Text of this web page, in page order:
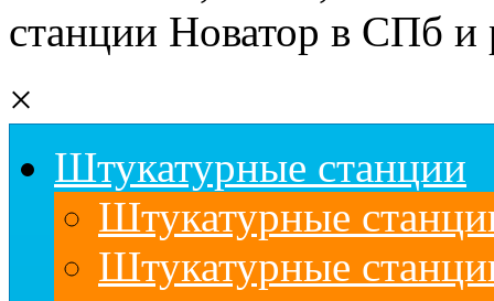
станции Новатор в СПб и
×
Штукатурные станции
Штукатурные
Штукатурные